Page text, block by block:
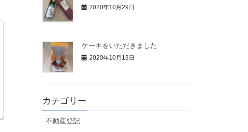
2020年10月29日
ケーキをいただきました
2020年10月13日
カテゴリー
不動産登記